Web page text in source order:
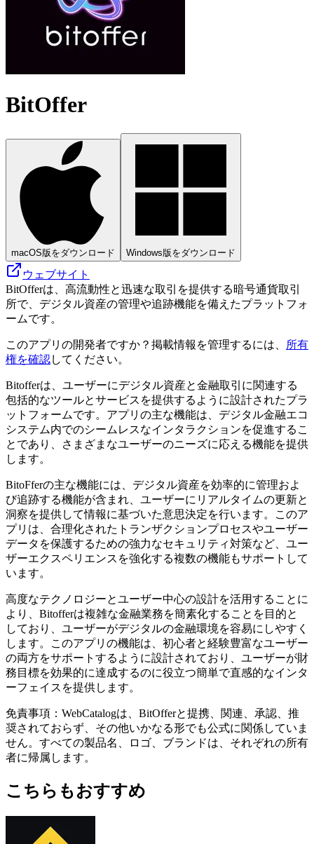
BitOffer
macOS版をダウンロード Windows版をダウンロード
ウェブサイト
BitOfferは、高流動性と迅速な取引を提供する暗号通貨取引
所で、デジタル資産の管理や追跡機能を備えたプラットフォ
ームです。
このアプリの開発者ですか？掲載情報を管理するには、
所有
権を確認してください。
Bitofferは、ユーザーにデジタル資産と金融取引に関連する
包括的なツールとサービスを提供するように設計されたプラ
ットフォームです。アプリの主な機能は、デジタル金融エコ
システム内でのシームレスなインタラクションを促進するこ
とであり、さまざまなユーザーのニーズに応える機能を提供
します。
BitoFferの主な機能には、デジタル資産を効率的に管理およ
び追跡する機能が含まれ、ユーザーにリアルタイムの更新と
洞察を提供して情報に基づいた意思決定を行います。このア
プリは、合理化されたトランザクションプロセスやユーザー
データを保護するための強力なセキュリティ対策など、ユー
ザーエクスペリエンスを強化する複数の機能もサポートして
います。
高度なテクノロジーとユーザー中心の設計を活用することに
より、Bitofferは複雑な金融業務を簡素化することを目的と
しており、ユーザーがデジタルの金融環境を容易にしやすく
します。このアプリの機能は、初心者と経験豊富なユーザー
の両方をサポートするように設計されており、ユーザーが財
務目標を効果的に達成するのに役立つ簡単で直感的なインタ
ーフェイスを提供します。
免責事項：WebCatalogは、BitOfferと提携、関連、承認、推
奨されておらず、その他いかなる形でも公式に関係していま
せん。すべての製品名、ロゴ、ブランドは、それぞれの所有
者に帰属します。
こちらもおすすめ